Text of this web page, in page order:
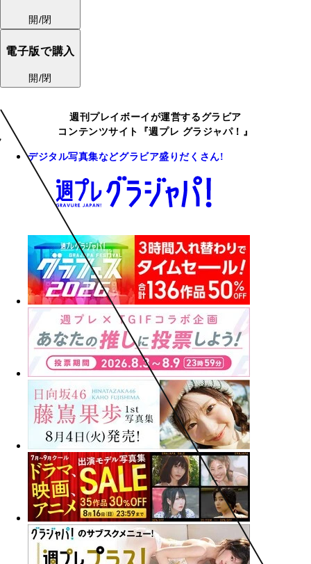
開/閉
電子版で購入
開/閉
週刊プレイボーイが運営するグラビア
コンテンツサイト『週プレ グラジャパ！』
デジタル写真集などグラビア盛りだくさん!